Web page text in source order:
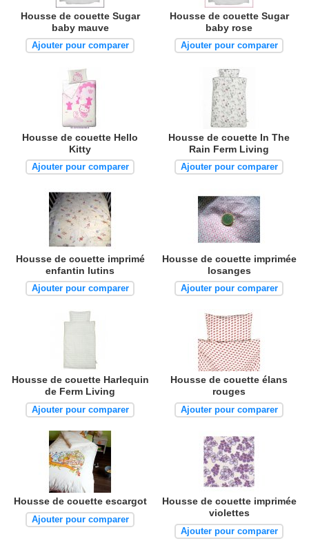
Housse de couette Sugar
baby mauve
Ajouter pour comparer
Housse de couette Sugar
baby rose
Ajouter pour comparer
Housse de couette Hello
Kitty
Ajouter pour comparer
Housse de couette In The
Rain Ferm Living
Ajouter pour comparer
Housse de couette imprimé
enfantin lutins
Ajouter pour comparer
Housse de couette imprimée
losanges
Ajouter pour comparer
Housse de couette Harlequin
de Ferm Living
Ajouter pour comparer
Housse de couette élans
rouges
Ajouter pour comparer
Housse de couette escargot
Ajouter pour comparer
Housse de couette imprimée
violettes
Ajouter pour comparer